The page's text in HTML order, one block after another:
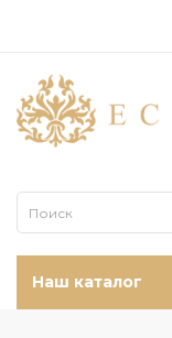
Наш каталог